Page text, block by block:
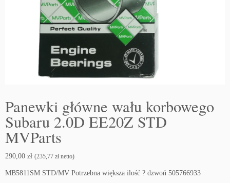
Panewki główne wału korbowego
Subaru 2.0D EE20Z STD
MVParts
290,00 zł (235,77 zł netto)
MB5811SM STD/MV Potrzebna większa ilość ? dzwoń 505766933